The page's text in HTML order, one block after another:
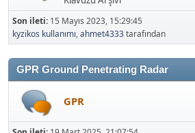
Son ileti:15 Mayıs 2023, 15:29:45
kyzikos kullanımı,ahmet4333tarafından
GPR Ground Penetrating Radar
Son ileti:19 Mart 2025, 21:07:54